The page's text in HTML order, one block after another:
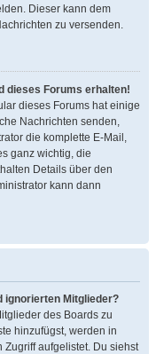
Dieser kann dem
zu versenden.
dieses Forums erhalten!
dieses Forums hat einige
Nachrichten senden,
die komplette E-Mail,
ganz wichtig, die
Details über den
kann dann
ignorierten Mitglieder?
des Boards zu
hinzufügst, werden in
aufgelistet. Du siehst